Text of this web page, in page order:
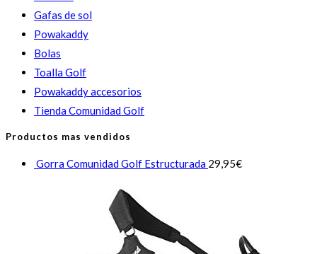
Gafas de sol
Powakaddy
Bolas
Toalla Golf
Powakaddy accesorios
Tienda Comunidad Golf
Productos mas vendidos
Gorra Comunidad Golf Estructurada 29,95€